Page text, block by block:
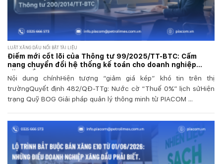
LUẬT XĂNG DẦU NỔI BẬT TÀI LIỆU
Điểm mới cốt lõi của Thông tư 99/2025/TT-BTC: Cẩm
nang chuyển đổi hệ thống kế toán cho doanh nghiệp
xăng dầu
Nội dung chínhHiện tượng “giảm giá kép” khó tin trên thị
trườngQuyết định 482/QĐ-TTg: Nước cờ “Thuế 0%” lịch sửHiện
trạng Quỹ BOG Giải pháp quản lý thông minh từ PIACOM ...